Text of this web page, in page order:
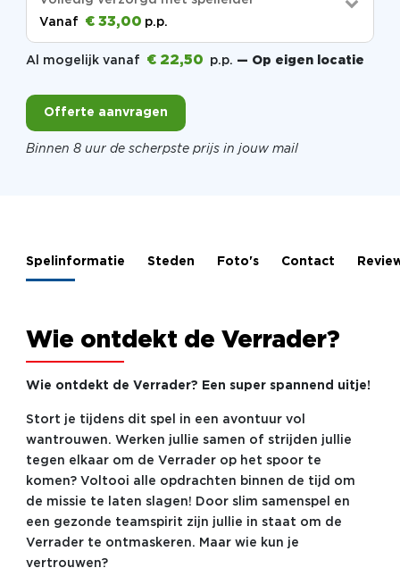
Vanaf € 33,00 p.p.
Al mogelijk vanaf € 22,50 p.p. — Op eigen locatie
Offerte aanvragen
Binnen 8 uur de scherpste prijs in jouw mail
Spelinformatie Steden Foto's Contact
Wie ontdekt de Verrader?
Wie ontdekt de Verrader? Een super spannend uitje!
Stort je tijdens dit spel in een avontuur vol
wantrouwen. Werken jullie samen of strijden jullie
tegen elkaar om de Verrader op het spoor te
komen? Voltooi alle opdrachten binnen de tijd om
de missie te laten slagen! Door slim samenspel en
een gezonde teamspirit zijn jullie in staat om de
Verrader te ontmaskeren. Maar wie kun je
vertrouwen?